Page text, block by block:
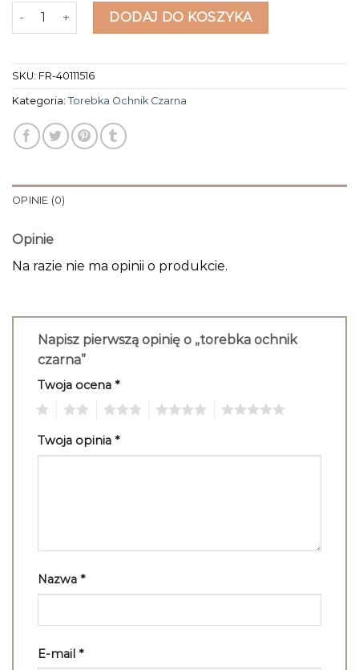
ilość torebka ochnik czarnaDODAJ DO KOSZYKA
SKU: FR-40111516
Kategoria: Torebka Ochnik Czarna
OPINIE (0)
Opinie
Na razie nie ma opinii o produkcie.
Napisz pierwszą opinię o „torebka ochnik
czarna”
Twoja ocena *
Twoja opinia *
Nazwa *
E-mail *